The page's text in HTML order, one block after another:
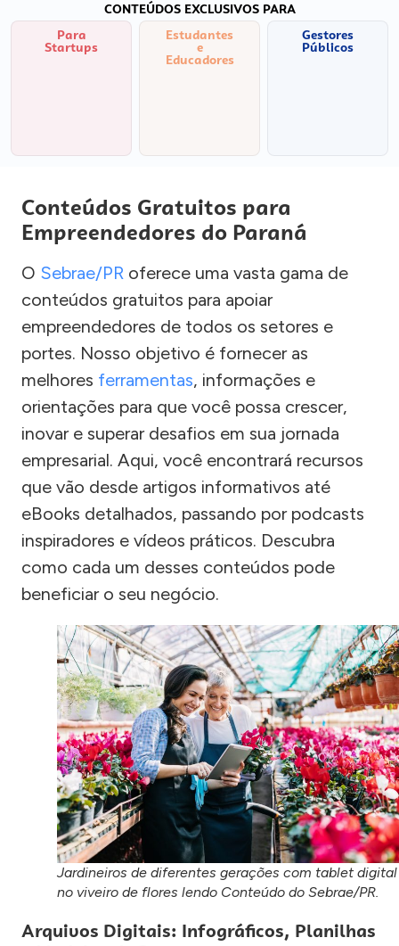
CONTEÚDOS EXCLUSIVOS PARA
Para
Startups
Estudantes
e
Educadores
Gestores
Públicos
Conteúdos Gratuitos para
Empreendedores do Paraná
O Sebrae/PR oferece uma vasta gama de
conteúdos gratuitos para apoiar
empreendedores de todos os setores e
portes. Nosso objetivo é fornecer as
melhores ferramentas, informações e
orientações para que você possa crescer,
inovar e superar desafios em sua jornada
empresarial. Aqui, você encontrará recursos
que vão desde artigos informativos até
eBooks detalhados, passando por podcasts
inspiradores e vídeos práticos. Descubra
como cada um desses conteúdos pode
beneficiar o seu negócio.
Jardineiros de diferentes gerações com tablet digital
no viveiro de flores lendo Conteúdo do Sebrae/PR.
Arquivos Digitais: Infográficos, Planilhas